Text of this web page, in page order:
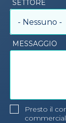
SETTORE
- Nessuno -
MESSAGGIO
Presto il